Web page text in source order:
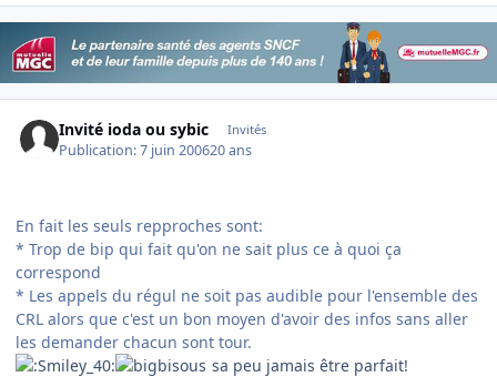
Invité ioda ou sybic Invités
Publication:7 juin 200620 ans
En fait les seuls repproches sont:
* Trop de bip qui fait qu'on ne sait plus ce à quoi ça
correspond
* Les appels du régul ne soit pas audible pour l'ensemble des
CRL alors que c'est un bon moyen d'avoir des infos sans aller
les demander chacun sont tour.
sa peu jamais être parfait!